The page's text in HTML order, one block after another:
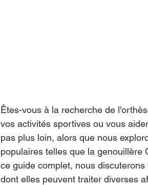
Êtes-vous à la recherche de
vos activités sportives ou vous
pas plus loin, alors que nous
populaires telles que la genouillère
ce guide complet, nous
dont elles peuvent traiter diverses